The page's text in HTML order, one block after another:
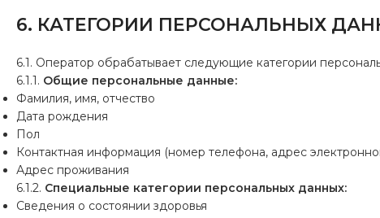
6. КАТЕГОРИИ ПЕРСОНАЛЬНЫХ
6.1. Оператор обрабатывает следующие категории
6.1.1. Общие персональные данные:
Фамилия, имя, отчество
Дата рождения
Пол
Контактная информация (номер телефона, адрес
Адрес проживания
6.1.2. Специальные категории персональных данных:
Сведения о состоянии здоровья